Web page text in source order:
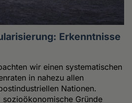
Erkenntnisse
wir einen systematischen
in nahezu allen
Nationen.
Gründe